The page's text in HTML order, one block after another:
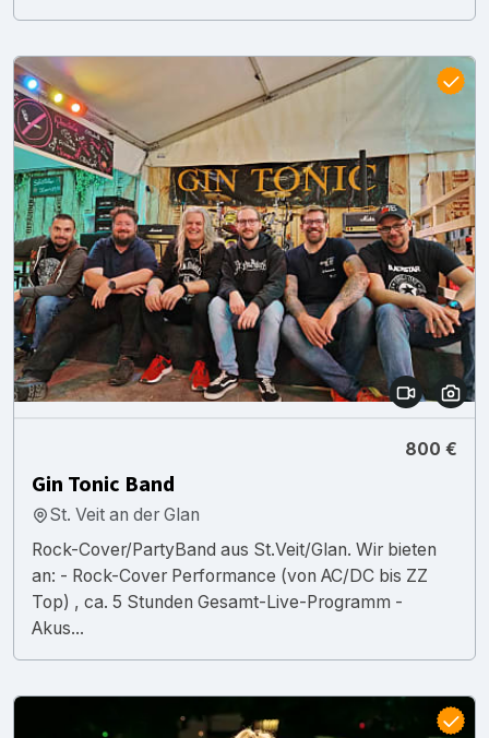
800 €
Gin Tonic Band
St. Veit an der Glan
Rock-Cover/PartyBand aus St.Veit/Glan. Wir bieten
an: - Rock-Cover Performance (von AC/DC bis ZZ
Top) , ca. 5 Stunden Gesamt-Live-Programm -
Akus...